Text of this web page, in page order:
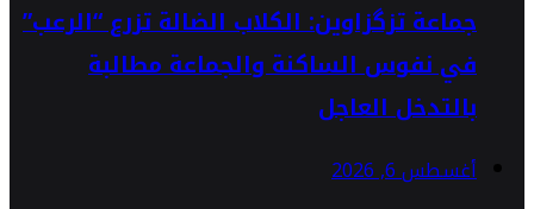
جماعة تزگزاوين: الكلاب الضالة تزرع “الرعب”
في نفوس الساكنة والجماعة مطالبة
بالتدخل العاجل
أغسطس 6, 2026